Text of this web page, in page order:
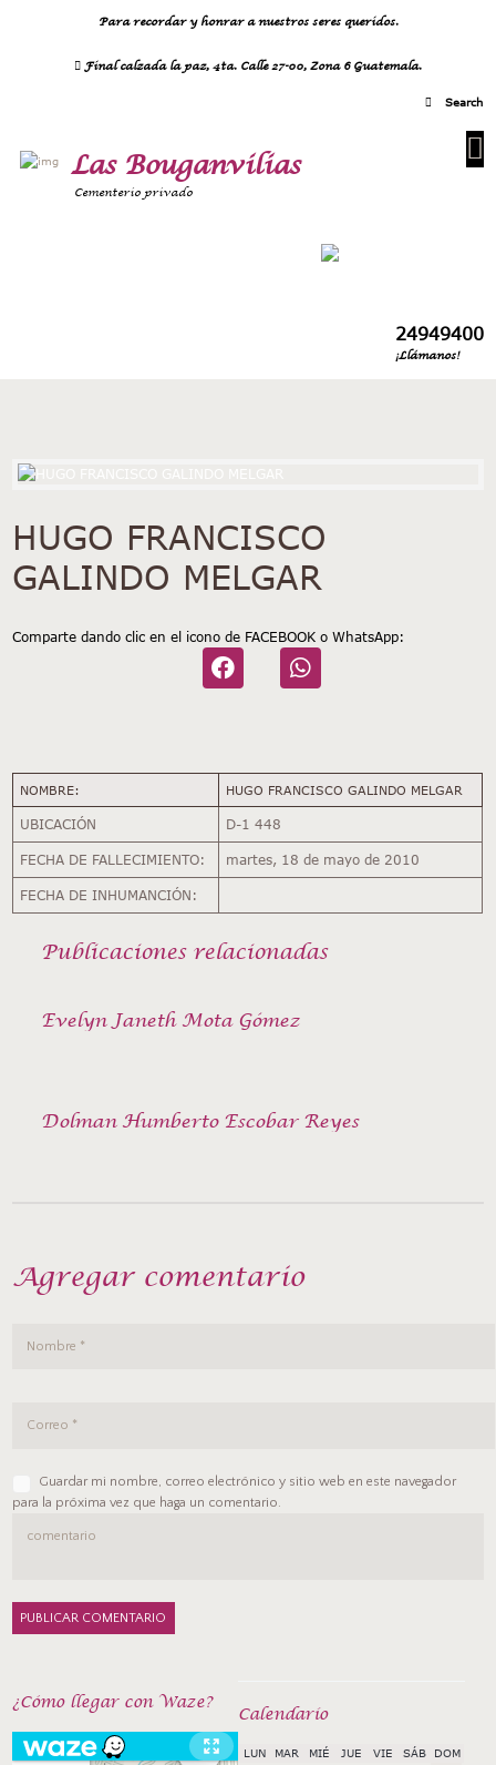
Para recordar y honrar a nuestros seres queridos.
Final calzada la paz, 4ta. Calle 27-00, Zona 6 Guatemala.
Las Bouganvilias
Cementerio privado
24949400
¡Llámanos!
HUGO FRANCISCO
GALINDO MELGAR
Comparte dando clic en el icono de FACEBOOK o WhatsApp:
NOMBRE: HUGO FRANCISCO GALINDO MELGAR
UBICACIÓN D-1 448
FECHA DE FALLECIMIENTO: martes, 18 de mayo de 2010
FECHA DE INHUMANCIÓN:
Publicaciones relacionadas
Evelyn Janeth Mota Gómez
Dolman Humberto Escobar Reyes
Agregar comentario
Guardar mi nombre, correo electrónico y sitio web en este navegador
para la próxima vez que haga un comentario.
¿Cómo llegar con Waze?
Calendarío
LUN MAR MIÉ JUE VIE SÁB DOM